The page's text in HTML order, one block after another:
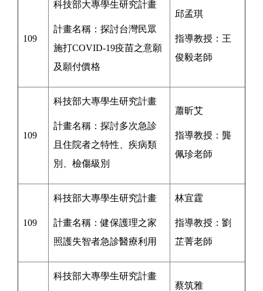
109
科技部大專學生研究計畫
計畫名稱：探討台灣民眾
施打COVID-19疫苗之意願
及願付價格
邱孟琪
指導教授： 王
俊毅老師
109
科技部大專學生研究計畫
計畫名稱：探討多次急診
且住院者之特性、疾病類
別、檢傷級別
蕭昕艾
指導教授： 龔
佩珍老師
109
科技部大專學生研究計畫
計畫名稱：健保護理之家
照護失智者急診醫療利用
林宜霆
指導教授： 劉
芷菁老師
科技部大專學生研究計畫
蔡筑雅